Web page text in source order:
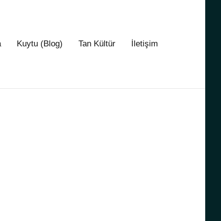
Kuytu (Blog) Tan Kültür İletişim